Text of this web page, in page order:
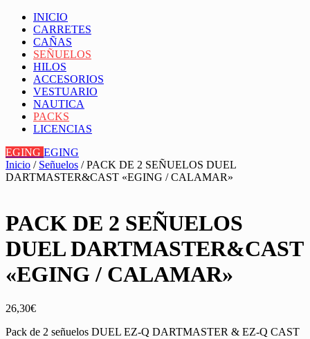
INICIO
CARRETES
CAÑAS
SEÑUELOS
HILOS
ACCESORIOS
VESTUARIO
NAUTICA
PACKS
LICENCIAS
EGING EGING
Inicio / Señuelos / PACK DE 2 SEÑUELOS DUEL
DARTMASTER&CAST «EGING / CALAMAR»
PACK DE 2 SEÑUELOS
DUEL DARTMASTER&CAST
«EGING / CALAMAR»
26,30€
Pack de 2 señuelos DUEL EZ-Q DARTMASTER & EZ-Q CAST